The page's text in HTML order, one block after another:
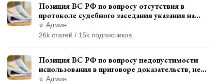
Позиция ВС РФ по вопросу отсутствия в
протоколе судебного заседания указания на
возможность выступления в прениях сторон
при наличии аудиозаписи
Админ
26k статей / 15k подписчиков
Позиция ВС РФ по вопросу недопустимости
использования в приговоре доказательств, не
исследованных в судебном заседании
Админ